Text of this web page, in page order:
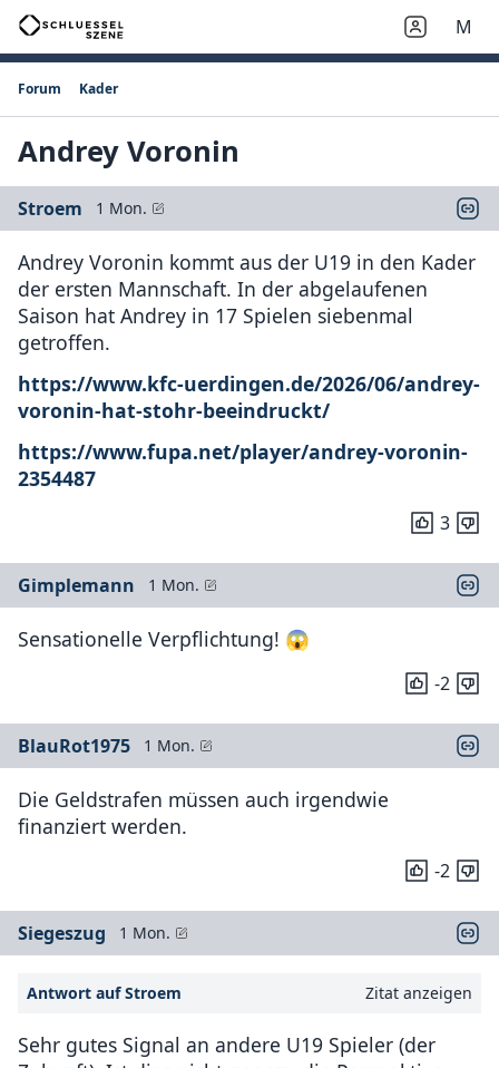
M
Forum Kader
Andrey Voronin
Stroem 1 Mon.
Andrey Voronin kommt aus der U19 in den Kader
der ersten Mannschaft. In der abgelaufenen
Saison hat Andrey in 17 Spielen siebenmal
getroffen.
https://www.kfc-uerdingen.de/2026/06/andrey-
voronin-hat-stohr-beeindruckt/
https://www.fupa.net/player/andrey-voronin-
2354487
3
Gimplemann 1 Mon.
Sensationelle Verpflichtung! 😱
-2
BlauRot1975 1 Mon.
Die Geldstrafen müssen auch irgendwie
finanziert werden.
-2
Siegeszug 1 Mon.
Antwort auf Stroem Zitat anzeigen
Sehr gutes Signal an andere U19 Spieler (der